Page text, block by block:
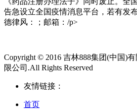
Copyright © 2016 吉林888集团(中国)
限公司.All Rights Reserved
友情链接：
首页